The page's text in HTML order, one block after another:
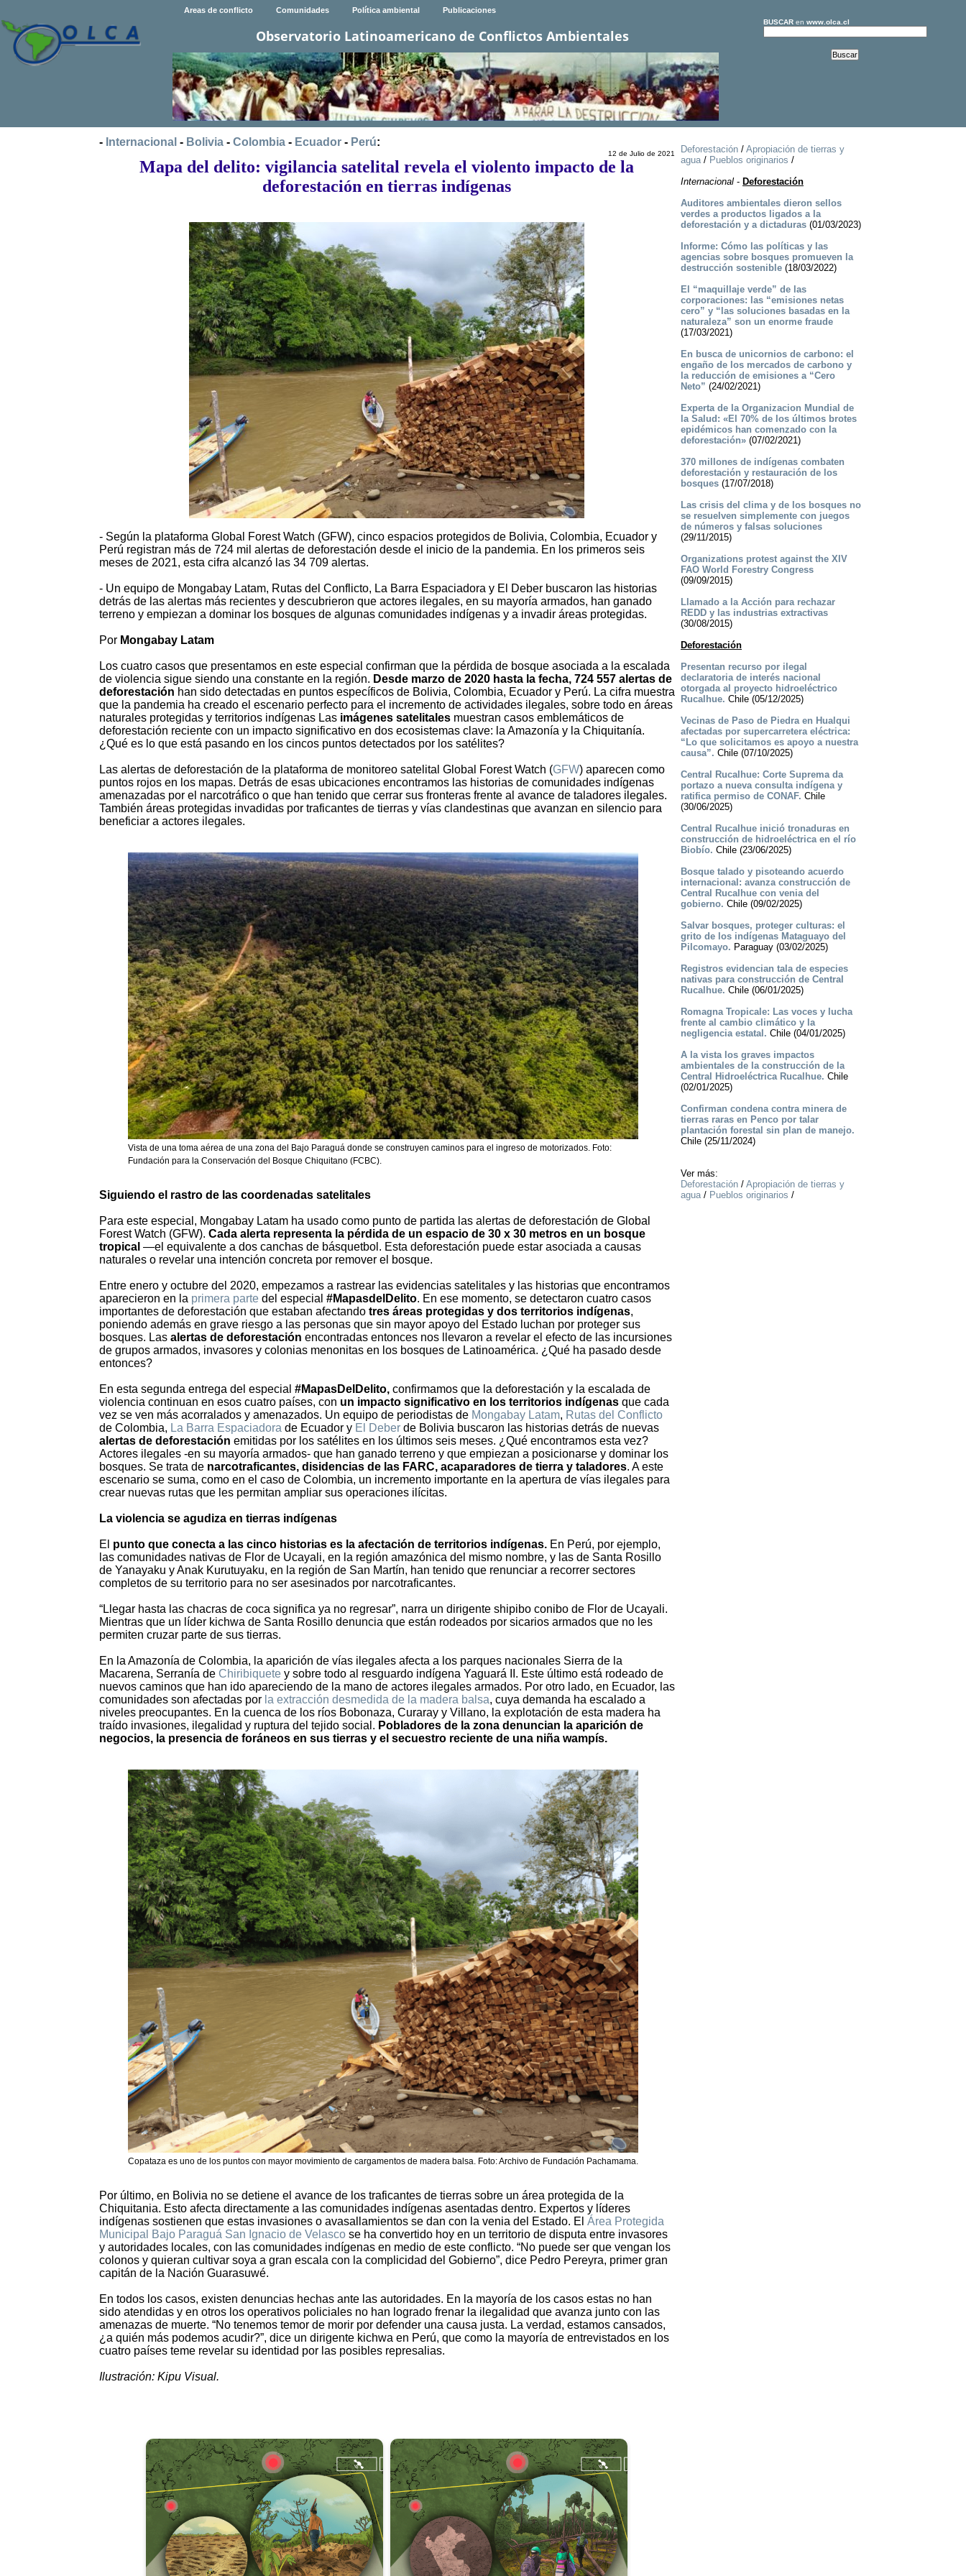
Areas de conflicto Comunidades Política ambiental Publicaciones
Observatorio Latinoamericano de Conflictos Ambientales
BUSCARen www.olca.cl
- Internacional - Bolivia - Colombia - Ecuador - Perú:
12 de Julio de 2021
Mapa del delito: vigilancia satelital revela el violento impacto de la
deforestación en tierras indígenas
- Según la plataforma Global Forest Watch (GFW), cinco espacios protegidos de Bolivia, Colombia, Ecuador y
Perú registran más de 724 mil alertas de deforestación desde el inicio de la pandemia. En los primeros seis
meses de 2021, esta cifra alcanzó las 34 709 alertas.
- Un equipo de Mongabay Latam, Rutas del Conflicto, La Barra Espaciadora y El Deber buscaron las historias
detrás de las alertas más recientes y descubrieron que actores ilegales, en su mayoría armados, han ganado
terreno y empiezan a dominar los bosques de algunas comunidades indígenas y a invadir áreas protegidas.
Por Mongabay Latam
Los cuatro casos que presentamos en este especial confirman que la pérdida de bosque asociada a la escalada
de violencia sigue siendo una constante en la región. Desde marzo de 2020 hasta la fecha, 724 557 alertas de
deforestación han sido detectadas en puntos específicos de Bolivia, Colombia, Ecuador y Perú. La cifra muestra
que la pandemia ha creado el escenario perfecto para el incremento de actividades ilegales, sobre todo en áreas
naturales protegidas y territorios indígenas Las imágenes satelitales muestran casos emblemáticos de
deforestación reciente con un impacto significativo en dos ecosistemas clave: la Amazonía y la Chiquitanía.
¿Qué es lo que está pasando en los cincos puntos detectados por los satélites?
Las alertas de deforestación de la plataforma de monitoreo satelital Global Forest Watch (GFW) aparecen como
puntos rojos en los mapas. Detrás de esas ubicaciones encontramos las historias de comunidades indígenas
amenazadas por el narcotráfico o que han tenido que cerrar sus fronteras frente al avance de taladores ilegales.
También áreas protegidas invadidas por traficantes de tierras y vías clandestinas que avanzan en silencio para
beneficiar a actores ilegales.
Vista de una toma aérea de una zona del Bajo Paraguá donde se construyen caminos para el ingreso de motorizados. Foto:
Fundación para la Conservación del Bosque Chiquitano (FCBC).
Siguiendo el rastro de las coordenadas satelitales
Para este especial, Mongabay Latam ha usado como punto de partida las alertas de deforestación de Global
Forest Watch (GFW). Cada alerta representa la pérdida de un espacio de 30 x 30 metros en un bosque
tropical —el equivalente a dos canchas de básquetbol. Esta deforestación puede estar asociada a causas
naturales o revelar una intención concreta por remover el bosque.
Entre enero y octubre del 2020, empezamos a rastrear las evidencias satelitales y las historias que encontramos
aparecieron en la primera parte del especial #MapasdelDelito. En ese momento, se detectaron cuatro casos
importantes de deforestación que estaban afectando tres áreas protegidas y dos territorios indígenas,
poniendo además en grave riesgo a las personas que sin mayor apoyo del Estado luchan por proteger sus
bosques. Las alertas de deforestación encontradas entonces nos llevaron a revelar el efecto de las incursiones
de grupos armados, invasores y colonias menonitas en los bosques de Latinoamérica. ¿Qué ha pasado desde
entonces?
En esta segunda entrega del especial #MapasDelDelito, confirmamos que la deforestación y la escalada de
violencia continuan en esos cuatro países, con un impacto significativo en los territorios indígenas que cada
vez se ven más acorralados y amenazados. Un equipo de periodistas de Mongabay Latam, Rutas del Conflicto
de Colombia, La Barra Espaciadora de Ecuador y El Deber de Bolivia buscaron las historias detrás de nuevas
alertas de deforestación emitidas por los satélites en los últimos seis meses. ¿Qué encontramos esta vez?
Actores ilegales -en su mayoría armados- que han ganado terreno y que empiezan a posicionarse y dominar los
bosques. Se trata de narcotraficantes, disidencias de las FARC, acaparadores de tierra y taladores. A este
escenario se suma, como en el caso de Colombia, un incremento importante en la apertura de vías ilegales para
crear nuevas rutas que les permitan ampliar sus operaciones ilícitas.
La violencia se agudiza en tierras indígenas
El punto que conecta a las cinco historias es la afectación de territorios indígenas. En Perú, por ejemplo,
las comunidades nativas de Flor de Ucayali, en la región amazónica del mismo nombre, y las de Santa Rosillo
de Yanayaku y Anak Kurutuyaku, en la región de San Martín, han tenido que renunciar a recorrer sectores
completos de su territorio para no ser asesinados por narcotraficantes.
“Llegar hasta las chacras de coca significa ya no regresar”, narra un dirigente shipibo conibo de Flor de Ucayali.
Mientras que un líder kichwa de Santa Rosillo denuncia que están rodeados por sicarios armados que no les
permiten cruzar parte de sus tierras.
En la Amazonía de Colombia, la aparición de vías ilegales afecta a los parques nacionales Sierra de la
Macarena, Serranía de Chiribiquete y sobre todo al resguardo indígena Yaguará II. Este último está rodeado de
nuevos caminos que han ido apareciendo de la mano de actores ilegales armados. Por otro lado, en Ecuador, las
comunidades son afectadas por la extracción desmedida de la madera balsa, cuya demanda ha escalado a
niveles preocupantes. En la cuenca de los ríos Bobonaza, Curaray y Villano, la explotación de esta madera ha
traído invasiones, ilegalidad y ruptura del tejido social. Pobladores de la zona denuncian la aparición de
negocios, la presencia de foráneos en sus tierras y el secuestro reciente de una niña wampís.
Copataza es uno de los puntos con mayor movimiento de cargamentos de madera balsa. Foto: Archivo de Fundación Pachamama.
Por último, en Bolivia no se detiene el avance de los traficantes de tierras sobre un área protegida de la
Chiquitania. Esto afecta directamente a las comunidades indígenas asentadas dentro. Expertos y líderes
indígenas sostienen que estas invasiones o avasallamientos se dan con la venia del Estado. El Área Protegida
Municipal Bajo Paraguá San Ignacio de Velasco se ha convertido hoy en un territorio de disputa entre invasores
y autoridades locales, con las comunidades indígenas en medio de este conflicto. “No puede ser que vengan los
colonos y quieran cultivar soya a gran escala con la complicidad del Gobierno”, dice Pedro Pereyra, primer gran
capitán de la Nación Guarasuwé.
En todos los casos, existen denuncias hechas ante las autoridades. En la mayoría de los casos estas no han
sido atendidas y en otros los operativos policiales no han logrado frenar la ilegalidad que avanza junto con las
amenazas de muerte. “No tenemos temor de morir por defender una causa justa. La verdad, estamos cansados,
¿a quién más podemos acudir?”, dice un dirigente kichwa en Perú, que como la mayoría de entrevistados en los
cuatro países teme revelar su identidad por las posibles represalias.
Ilustración: Kipu Visual.
Deforestación/ Apropiación de tierras y
agua/ Pueblos originarios /
Internacional- Deforestación
Auditores ambientales dieron sellos
verdes a productos ligados a la
deforestación y a dictaduras(01/03/2023)
Informe: Cómo las políticas y las
agencias sobre bosques promueven la
destrucción sostenible(18/03/2022)
El “maquillaje verde” de las
corporaciones: las “emisiones netas
cero” y “las soluciones basadas en la
naturaleza” son un enorme fraude
(17/03/2021)
En busca de unicornios de carbono: el
engaño de los mercados de carbono y
la reducción de emisiones a “Cero
Neto” (24/02/2021)
Experta de la Organizacion Mundial de
la Salud: «El 70% de los últimos brotes
epidémicos han comenzado con la
deforestación»(07/02/2021)
370 millones de indígenas combaten
deforestación y restauración de los
bosques(17/07/2018)
Las crisis del clima y de los bosques no
se resuelven simplemente con juegos
de números y falsas soluciones
(29/11/2015)
Organizations protest against the XIV
FAO World Forestry Congress
(09/09/2015)
Llamado a la Acción para rechazar
REDD y las industrias extractivas
(30/08/2015)
Deforestación
Presentan recurso por ilegal
declaratoria de interés nacional
otorgada al proyecto hidroeléctrico
Rucalhue. Chile (05/12/2025)
Vecinas de Paso de Piedra en Hualqui
afectadas por supercarretera eléctrica:
“Lo que solicitamos es apoyo a nuestra
causa”. Chile (07/10/2025)
Central Rucalhue: Corte Suprema da
portazo a nueva consulta indígena y
ratifica permiso de CONAF. Chile
(30/06/2025)
Central Rucalhue inició tronaduras en
construcción de hidroeléctrica en el río
Biobío. Chile (23/06/2025)
Bosque talado y pisoteando acuerdo
internacional: avanza construcción de
Central Rucalhue con venia del
gobierno. Chile (09/02/2025)
Salvar bosques, proteger culturas: el
grito de los indígenas Mataguayo del
Pilcomayo. Paraguay (03/02/2025)
Registros evidencian tala de especies
nativas para construcción de Central
Rucalhue. Chile (06/01/2025)
Romagna Tropicale: Las voces y lucha
frente al cambio climático y la
negligencia estatal. Chile (04/01/2025)
A la vista los graves impactos
ambientales de la construcción de la
Central Hidroeléctrica Rucalhue. Chile
(02/01/2025)
Confirman condena contra minera de
tierras raras en Penco por talar
plantación forestal sin plan de manejo.
Chile (25/11/2024)
Ver más:
Deforestación/ Apropiación de tierras y
agua/ Pueblos originarios /